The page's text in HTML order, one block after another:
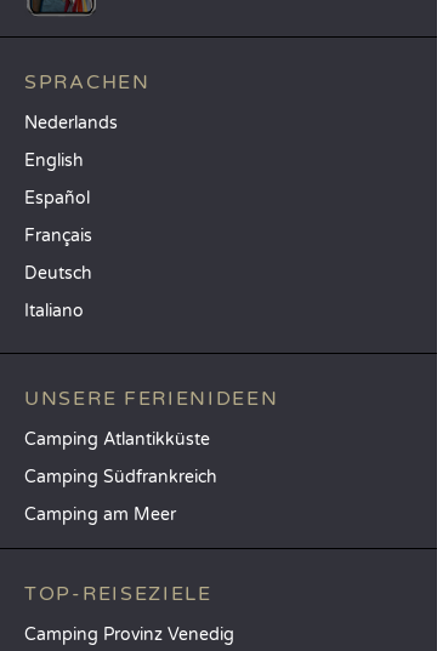
SPRACHEN
Nederlands
English
Español
Français
Deutsch
Italiano
UNSERE FERIENIDEEN
Camping Atlantikküste
Camping Südfrankreich
Camping am Meer
TOP-REISEZIELE
Camping Provinz Venedig